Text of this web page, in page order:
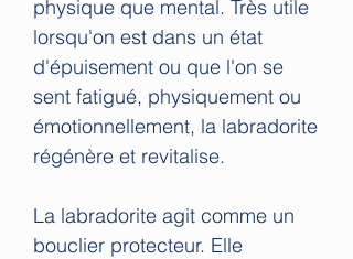
physique que mental. Très utile
lorsqu'on est dans un état
d'épuisement ou que l'on se
sent fatigué, physiquement ou
émotionnellement, la labradorite
régénère et revitalise.
La labradorite agit comme un
bouclier protecteur. Elle